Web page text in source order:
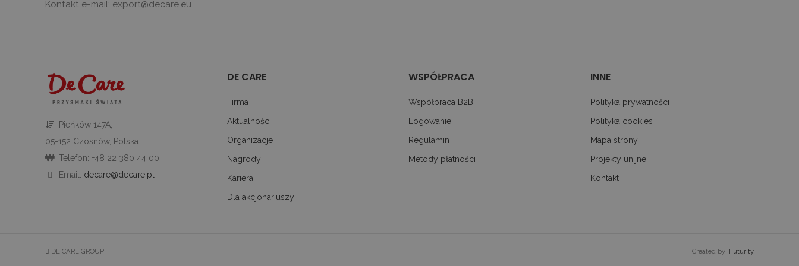
Kontakt e-mail: export@decare.eu
Pieńków 147A,
05-152 Czosnów, Polska
Telefon: +48 22 380 44 00
Email: decare@decare.pl
DE CARE
Firma
Aktualności
Organizacje
Nagrody
Kariera
Dla akcjonariuszy
WSPÓŁPRACA
Współpraca B2B
Logowanie
Regulamin
Metody płatności
INNE
Polityka prywatności
Polityka cookies
Mapa strony
Projekty unijne
Kontakt
DE CARE GROUP Created by: Futurity